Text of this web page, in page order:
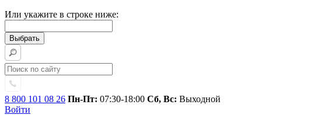
Или укажите в строке ниже:
8 800 101 08 26 Пн-Пт: 07:30-18:00 Сб, Вс: Выходной
Войти